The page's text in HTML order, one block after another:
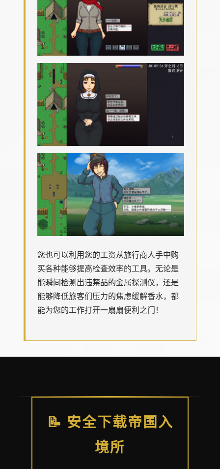
您也可以利用您的工资从旅行商人手中购
买各种能够提高检查效率的工具。无论是
能瞬间检测出违禁品的金属探测仪，还是
能够降低旅客们压力的焦虑缓解香水，都
能为您的工作打开一扇扇便利之门！
📝 安全下载帝国入
境所